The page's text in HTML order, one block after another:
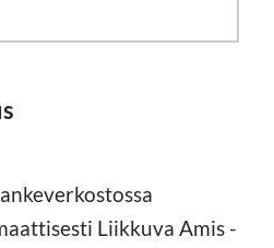
Liikkuva Amis -